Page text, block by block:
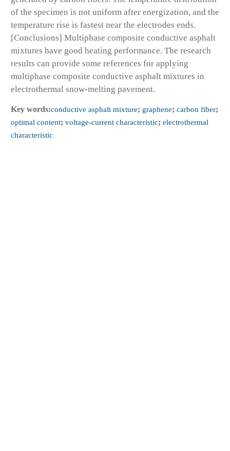
of the specimen is not uniform after energization, and the
temperature rise is fastest near the electrodes ends.
[Conclusions] Multiphase composite conductive asphalt
mixtures have good heating performance. The research
results can provide some references for applying
multiphase composite conductive asphalt mixtures in
electrothermal snow-melting pavement.
Key words:conductive asphalt mixture; graphene; carbon fiber;
optimal content; voltage-current characteristic; electrothermal
characteristic